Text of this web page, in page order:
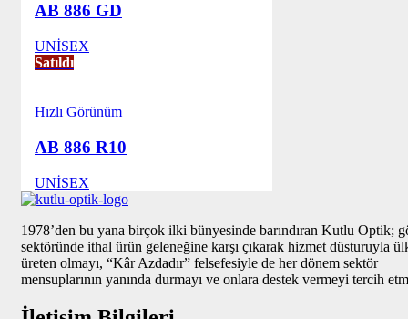
AB 886 GD
UNİSEX
Satıldı
Hızlı Görünüm
AB 886 R10
UNİSEX
1978’den bu yana birçok ilki bünyesinde barındıran Kutlu Optik;
sektöründe ithal ürün geleneğine karşı çıkarak hizmet düsturuyla
üreten olmayı, “Kâr Azdadır” felsefesiyle de her dönem sektör
mensuplarının yanında durmayı ve onlara destek vermeyi tercih